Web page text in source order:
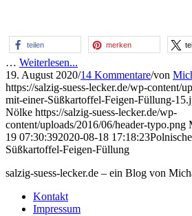
teilen merken
… Weiterlesen...
19. August 2020/14 Kommentare/von
https://salzig-suess-lecker.de/wp-content/
mit-einer-Süßkartoffel-Feigen-Füllung-
Nölke https://salzig-suess-lecker.de/wp-
content/uploads/2016/06/header-typo.png
19 07:30:392020-08-18 17:18:23
Süßkartoffel-Feigen-Füllung
salzig-suess-lecker.de – ein Blog von
Kontakt
Impressum